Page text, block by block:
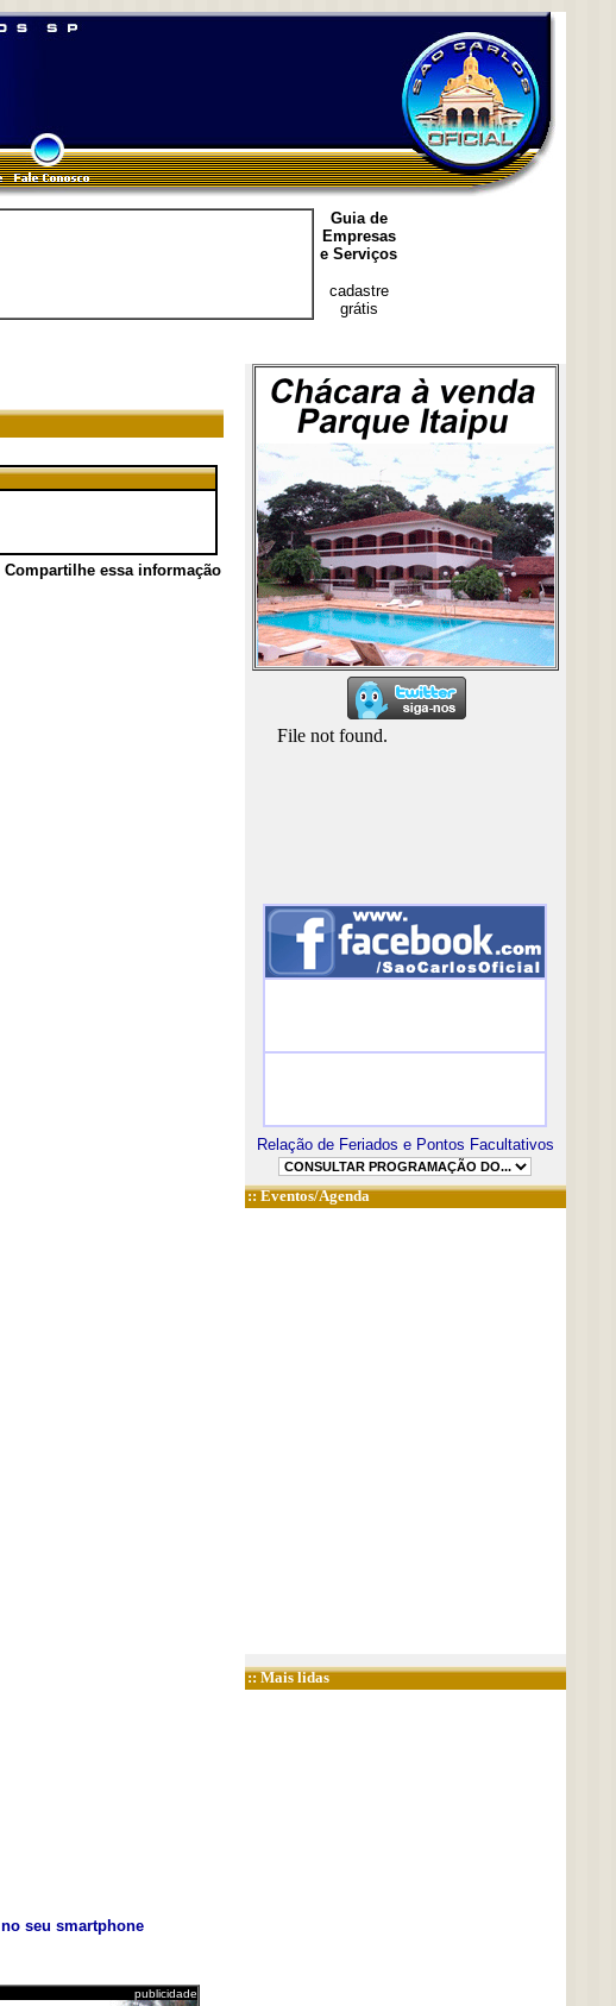
Guia de
Empresas
e Serviços
cadastre
grátis
Compartilhe essa informação
no seu smartphone
publicidade
Relação de Feriados e Pontos Facultativos
::Eventos/Agenda
:: Mais lidas